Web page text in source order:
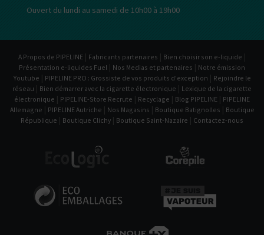
Ouvert du lundi au samedi de 10h00 à 19h00
A Propos de PIPELINE | Fabricants partenaires | Bien choisir son e-liquide |
Présentation e-liquides Fuel | Nos Medias et partenaires | Notre émission
Youtube | PIPELINE PRO : Grossiste de vos produits d'exception | Rejoindre le
réseau | Bien démarrer avec la cigarette électronique | Lexique de la cigarette
électronique | PIPELINE-Store Recrute | Recyclage | Blog PIPELINE | PIPELINE
Allemagne | PIPELINE Autriche | Nos Magasins | Boutique Batignolles | Boutique
République | Boutique Clichy | Boutique Saint-Nazaire | Contactez-nous